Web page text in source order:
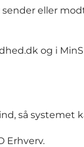
eller
og i
så systemet
Erhverv.